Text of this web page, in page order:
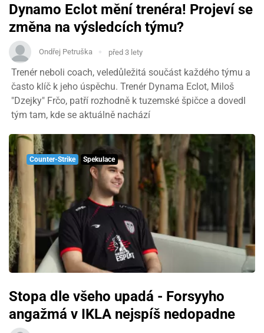
Dynamo Eclot mění trenéra! Projeví se
změna na výsledcích týmu?
Ondřej Petruška před 3 lety
Trenér neboli coach, veledůležitá součást každého týmu a
často klíč k jeho úspěchu. Trenér Dynama Eclot, Miloš
"Dzejky" Frčo, patří rozhodně k tuzemské špičce a dovedl
tým tam, kde se aktuálně nachází
Counter-Strike Spekulace
Stopa dle všeho upadá - Forsyyho
angažmá v IKLA nejspíš nedopadne